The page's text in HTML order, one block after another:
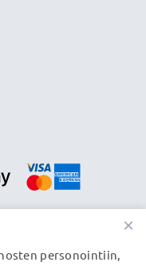
×
personointiin,